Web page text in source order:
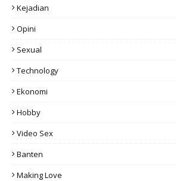
Kejadian
Opini
Sexual
Technology
Ekonomi
Hobby
Video Sex
Banten
Making Love